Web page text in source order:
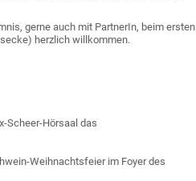
gerne auch mit PartnerIn, beim ersten
herzlich willkommen.
Scheer-Hörsaal das
Weihnachtsfeier im Foyer des